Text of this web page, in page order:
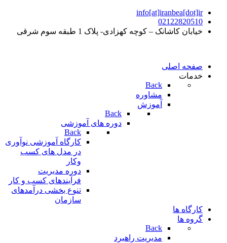
info[at]iranbea[dot]ir
02122820510
خیابان کاشانک – کوچه کهزادی- پلاک 1 طبقه سوم شرقی
صفحه اصلی
خدمات
Back
مشاوره
آموزش
Back
دوره های آموزشی
Back
کارگاه آموزشی نوآوری
در مدل های کسب
وکار
دوره مدیریت
فرآیندهای کسب و کار
تنوع بخشی درآمدهای
سازمان
کارگاه ها
گروه ها
Back
مدیریت راهبرد